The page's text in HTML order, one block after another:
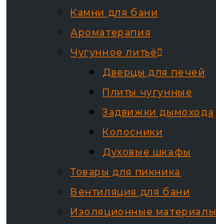
Камни для бани
Ароматерапия
Чугунное литьё
Дверцы для печей
Плиты чугунные
Задвижки дымохода
Колосники
Духовые шкафы
Товары для пикника
Вентиляция для бани
Изоляционные материалы